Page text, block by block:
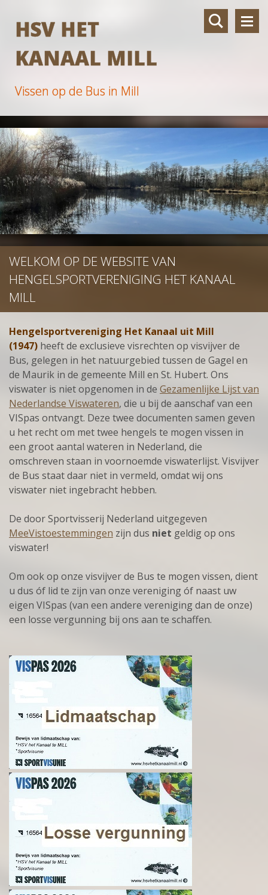
HSV HET
KANAAL MILL
Vissen op de Bus in Mill
WELKOM OP DE WEBSITE VAN
HENGELSPORTVERENIGING HET KANAAL
MILL
Hengelsportvereniging Het Kanaal uit Mill
(1947) heeft de exclusieve visrechten op visvijver de
Bus, gelegen in het natuurgebied tussen de Gagel en
de Maurik in de gemeente Mill en St. Hubert. Ons
viswater is niet opgenomen in de Gezamenlijke Lijst van
Nederlandse Viswateren, die u bij de aanschaf van een
VISpas ontvangt. Deze twee documenten samen geven
u het recht om met twee hengels te mogen vissen in
een groot aantal wateren in Nederland, die
omschreven staan in voornoemde viswaterlijst. Visvijver
de Bus staat daar niet in vermeld, omdat wij ons
viswater niet ingebracht hebben.
De door Sportvisserij Nederland uitgegeven
MeeVistoestemmingen zijn dus niet geldig op ons
viswater!
Om ook op onze visvijver de Bus te mogen vissen, dient
u dus óf lid te zijn van onze vereniging óf naast uw
eigen VISpas (van een andere vereniging dan de onze)
een losse vergunning bij ons aan te schaffen.